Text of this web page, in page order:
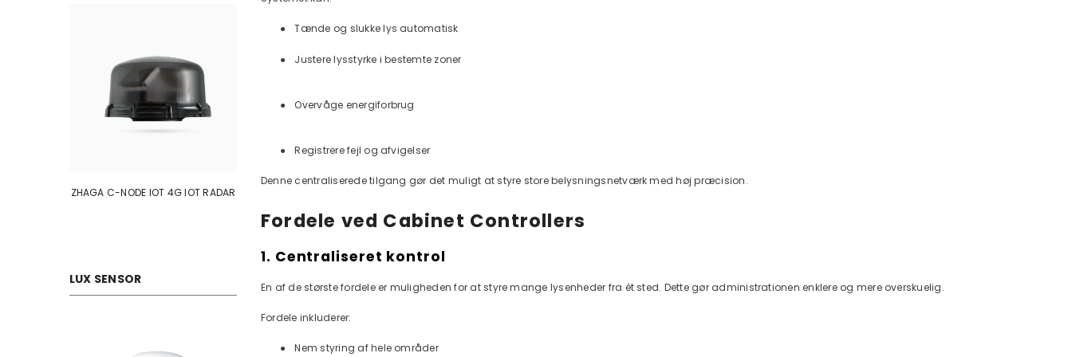
ZHAGA C-NODE IOT 4G IOT RADAR
LUX SENSOR
● Tænde og slukke lys automatisk
● Justere lysstyrke i bestemte zoner
● Overvåge energiforbrug
● Registrere fejl og afvigelser
Denne centraliserede tilgang gør det muligt at styre store belysningsnetværk med høj præcision.
Fordele ved Cabinet Controllers
1. Centraliseret kontrol
En af de største fordele er muligheden for at styre mange lysenheder fra ét sted. Dette gør administrationen enklere og mere overskuelig.
Fordele inkluderer:
● Nem styring af hele områder